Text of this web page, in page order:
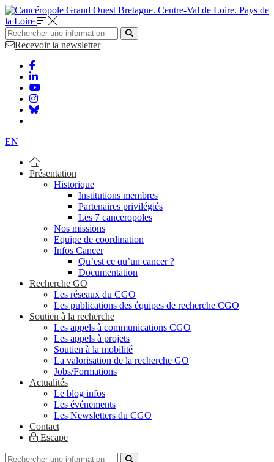
Bretagne. Centre-Val de Loire. Pays de
la Loire
Recevoir la newsletter
EN
Présentation
Historique
Institutions membres
Partenaires privilégiés
Les 7 canceropoles
Nos missions
Equipe de coordination
Infos Cancer
Qu’est ce qu’un cancer ?
Documentation
Recherche GO
Les réseaux du CGO
Les publications des équipes de recherche CGO
Soutien à la recherche
Les appels à communications CGO
Les appels à projets
Soutien à la mobilité
La valorisation de la recherche GO
Jobs/Formations
Actualités
Le blog infos
Les événements
Les Newsletters du CGO
Contact
Escape